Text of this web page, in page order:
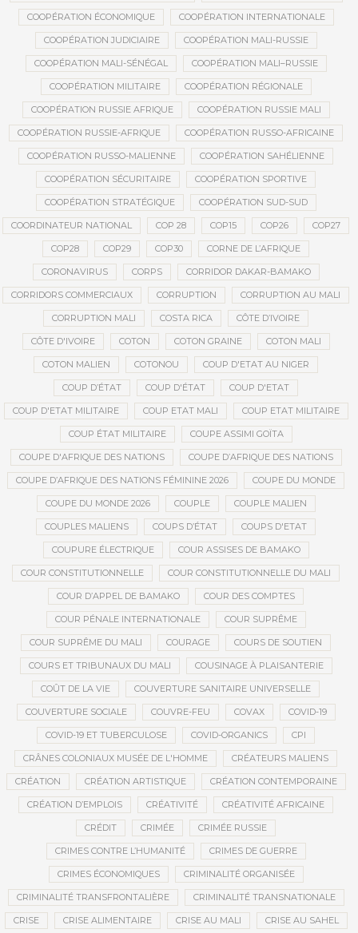
COOPÉRATION ÉCONOMIQUE COOPÉRATION INTERNATIONALE
COOPÉRATION JUDICIAIRE COOPÉRATION MALI-RUSSIE
COOPÉRATION MALI-SÉNÉGAL COOPÉRATION MALI–RUSSIE
COOPÉRATION MILITAIRE COOPÉRATION RÉGIONALE
COOPÉRATION RUSSIE AFRIQUE COOPÉRATION RUSSIE MALI
COOPÉRATION RUSSIE-AFRIQUE COOPÉRATION RUSSO-AFRICAINE
COOPÉRATION RUSSO-MALIENNE COOPÉRATION SAHÉLIENNE
COOPÉRATION SÉCURITAIRE COOPÉRATION SPORTIVE
COOPÉRATION STRATÉGIQUE COOPÉRATION SUD-SUD
COORDINATEUR NATIONAL COP 28 COP15 COP26 COP27
COP28 COP29 COP30 CORNE DE L’AFRIQUE
CORONAVIRUS CORPS CORRIDOR DAKAR-BAMAKO
CORRIDORS COMMERCIAUX CORRUPTION CORRUPTION AU MALI
CORRUPTION MALI COSTA RICA CÔTE D’IVOIRE
CÔTE D'IVOIRE COTON COTON GRAINE COTON MALI
COTON MALIEN COTONOU COUP D'ETAT AU NIGER
COUP D’ÉTAT COUP D'ÉTAT COUP D'ETAT
COUP D'ETAT MILITAIRE COUP ETAT MALI COUP ETAT MILITAIRE
COUP ÉTAT MILITAIRE COUPE ASSIMI GOÏTA
COUPE D'AFRIQUE DES NATIONS COUPE D’AFRIQUE DES NATIONS
COUPE D’AFRIQUE DES NATIONS FÉMININE 2026 COUPE DU MONDE
COUPE DU MONDE 2026 COUPLE COUPLE MALIEN
COUPLES MALIENS COUPS D’ÉTAT COUPS D'ETAT
COUPURE ÉLECTRIQUE COUR ASSISES DE BAMAKO
COUR CONSTITUTIONNELLE COUR CONSTITUTIONNELLE DU MALI
COUR D’APPEL DE BAMAKO COUR DES COMPTES
COUR PÉNALE INTERNATIONALE COUR SUPRÊME
COUR SUPRÊME DU MALI COURAGE COURS DE SOUTIEN
COURS ET TRIBUNAUX DU MALI COUSINAGE À PLAISANTERIE
COÛT DE LA VIE COUVERTURE SANITAIRE UNIVERSELLE
COUVERTURE SOCIALE COUVRE-FEU COVAX COVID-19
COVID-19 ET TUBERCULOSE COVID-ORGANICS CPI
CRÂNES COLONIAUX MUSÉE DE L'HOMME CRÉATEURS MALIENS
CRÉATION CRÉATION ARTISTIQUE CRÉATION CONTEMPORAINE
CRÉATION D’EMPLOIS CRÉATIVITÉ CRÉATIVITÉ AFRICAINE
CRÉDIT CRIMÉE CRIMÉE RUSSIE
CRIMES CONTRE L’HUMANITÉ CRIMES DE GUERRE
CRIMES ÉCONOMIQUES CRIMINALITÉ ORGANISÉE
CRIMINALITÉ TRANSFRONTALIÈRE CRIMINALITÉ TRANSNATIONALE
CRISE CRISE ALIMENTAIRE CRISE AU MALI CRISE AU SAHEL